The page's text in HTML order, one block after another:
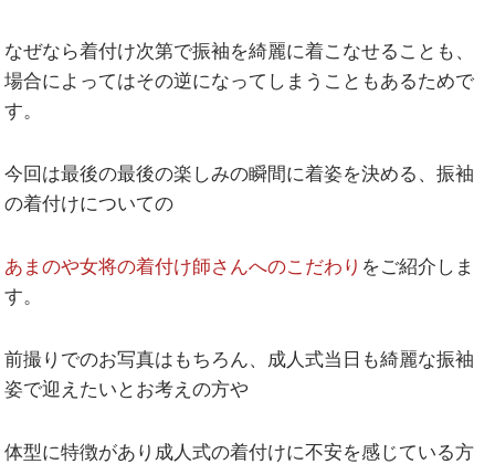
なぜなら着付け次第で振袖を綺麗に着こなせることも、
場合によってはその逆になってしまうこともあるためで
す。
今回は最後の最後の楽しみの瞬間に着姿を決める、振袖
の着付けについての
あまのや女将の着付け師さんへのこだわり をご紹介しま
す。
前撮りでのお写真はもちろん、成人式当日も綺麗な振袖
姿で迎えたいとお考えの方や
体型に特徴があり成人式の着付けに不安を感じている方